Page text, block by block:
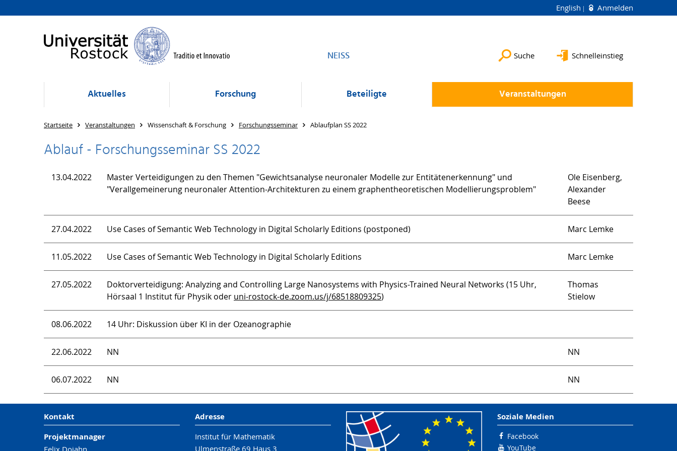
English Anmelden
NEISS Suche Schnelleinstieg
Aktuelles Forschung Beteiligte Veranstaltungen
Startseite Veranstaltungen Wissenschaft & Forschung Forschungsseminar Ablaufplan SS 2022
Ablauf - Forschungsseminar SS 2022
13.04.2022
Master Verteidigungen zu den Themen "Gewichtsanalyse neuronaler Modelle zur Entitätenerkennung" und
"Verallgemeinerung neuronaler Attention-Architekturen zu einem graphentheoretischen Modellierungsproblem"
Ole Eisenberg,
Alexander
Beese
27.04.2022 Use Cases of Semantic Web Technology in Digital Scholarly Editions (postponed) Marc Lemke
11.05.2022 Use Cases of Semantic Web Technology in Digital Scholarly Editions Marc Lemke
27.05.2022
Doktorverteidigung: Analyzing and Controlling Large Nanosystems with Physics-Trained Neural Networks (15 Uhr,
Hörsaal 1 Institut für Physik oder uni-rostock-de.zoom.us/j/68518809325)
Thomas
Stielow
08.06.2022 14 Uhr: Diskussion über KI in der Ozeanographie
22.06.2022 NN NN
06.07.2022 NN NN
Kontakt
Projektmanager
Felix Dojahn
Adresse
Institut für Mathematik
Ulmenstraße 69 Haus 3
Soziale Medien
Facebook
YouTube